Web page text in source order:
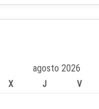
agosto 2026
X J V